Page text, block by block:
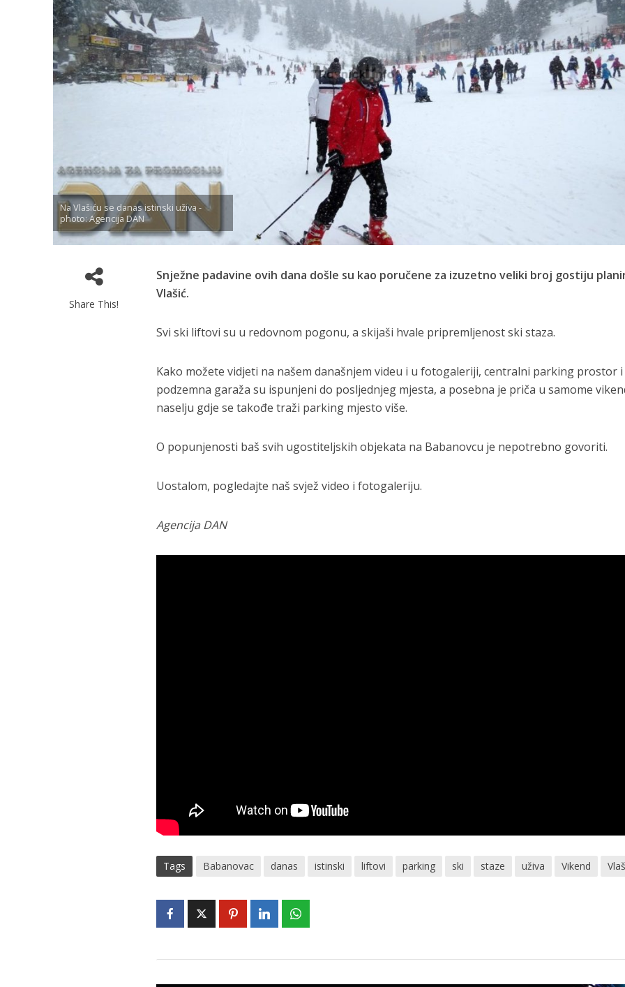
Na Vlašiću se danas istinski uživa -
photo: Agencija DAN
Share This!
Snježne padavine ovih dana došle su kao poručene za izuzetno veliki broj gostiju
Vlašić.
Svi ski liftovi su u redovnom pogonu, a skijaši hvale pripremljenost ski staza.
Kako možete vidjeti na našem današnjem videu i u fotogaleriji, centralni parking prostor i
podzemna garaža su ispunjeni do posljednjeg mjesta, a posebna je priča u samome
naselju gdje se takođe traži parking mjesto više.
O popunjenosti baš svih ugostiteljskih objekata na Babanovcu je nepotrebno govoriti.
Uostalom, pogledajte naš svjež video i fotogaleriju.
Agencija DAN
Tags Babanovac danas istinski liftovi parking ski staze uživa Vikend